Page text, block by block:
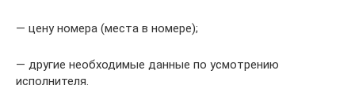
— цену номера (места в номере);
— другие необходимые данные по усмотрению
исполнителя.